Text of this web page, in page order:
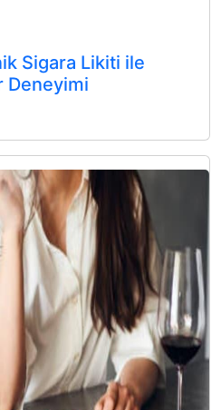
Sigara Likiti ile
Deneyimi